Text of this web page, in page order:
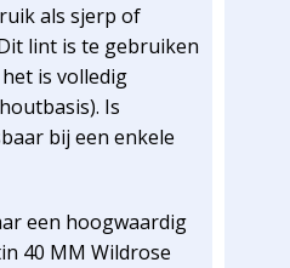
als sjerp of
lint is te gebruiken
is volledig
Is
bij een enkele
een hoogwaardig
40 MM Wildrose